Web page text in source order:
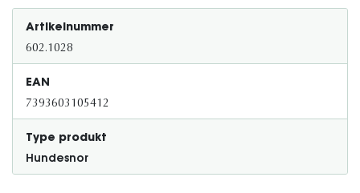
Artikelnummer
602.1028
EAN
7393603105412
Type produkt
Hundesnor